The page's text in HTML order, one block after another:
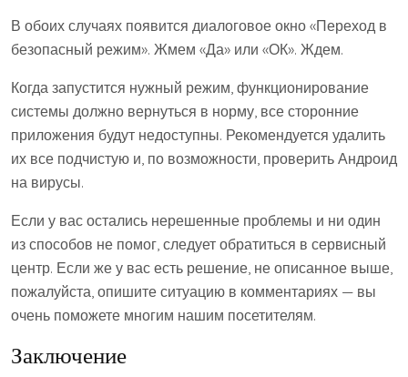
В обоих случаях появится диалоговое окно «Переход в
безопасный режим». Жмем «Да» или «ОК». Ждем.
Когда запустится нужный режим, функционирование
системы должно вернуться в норму, все сторонние
приложения будут недоступны. Рекомендуется удалить
их все подчистую и, по возможности, проверить Андроид
на вирусы.
Если у вас остались нерешенные проблемы и ни один
из способов не помог, следует обратиться в сервисный
центр. Если же у вас есть решение, не описанное выше,
пожалуйста, опишите ситуацию в комментариях — вы
очень поможете многим нашим посетителям.
Заключение